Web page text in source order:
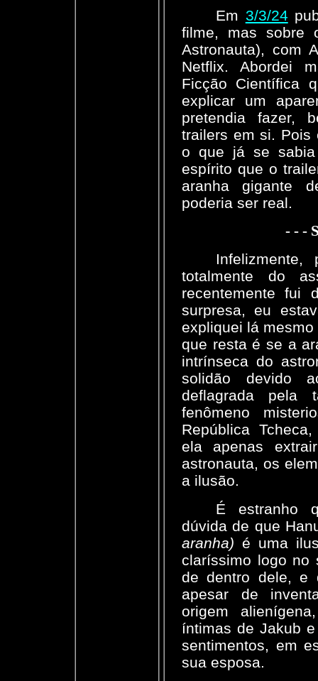
Em 3/3/24
filme, mas sobre
Astronauta), com
Netflix. Abordei
Ficção Científica
explicar um
pretendia fazer,
trailers em si. Pois
o que já se
espírito que o
aranha gigante
poderia ser real.
- - -
Infelizmente,
totalmente do
recentemente
surpresa, eu
expliquei lá
que resta é se a
intrínseca do
solidão devido
deflagrada pela
fenômeno
República
ela apenas
astronauta, os
a ilusão.
É estranho
dúvida de que
aranha) é uma
claríssimo logo no
de dentro dele, e
apesar de
origem
íntimas de Jakub
sentimentos, em
sua esposa.